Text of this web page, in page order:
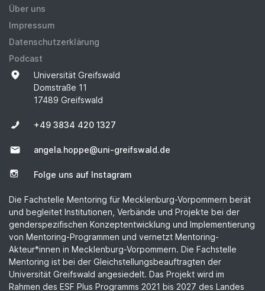
Über uns
Impressum
Datenschutzerklärung
Podcast
Universität Greifswald
Domstraße 11
17489 Greifswald
+49 3834 420 1327
angela.hoppe@uni-greifswald.de
Folge uns auf Instagram
Die Fachstelle Mentoring für Mecklenburg-Vorpommern berät
und begleitet Institutionen, Verbände und Projekte bei der
genderspezifischen Konzeptentwicklung und Implementierung
von Mentoring-Programmen und vernetzt Mentoring-
Akteur*innen in Mecklenburg-Vorpommern. Die Fachstelle
Mentoring ist bei der Gleichstellungsbeauftragten der
Universität Greifswald angesiedelt. Das Projekt wird im
Rahmen des ESF Plus Programms 2021 bis 2027 des Landes